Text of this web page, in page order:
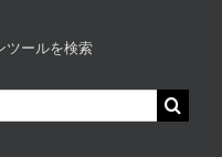
ツールを検索